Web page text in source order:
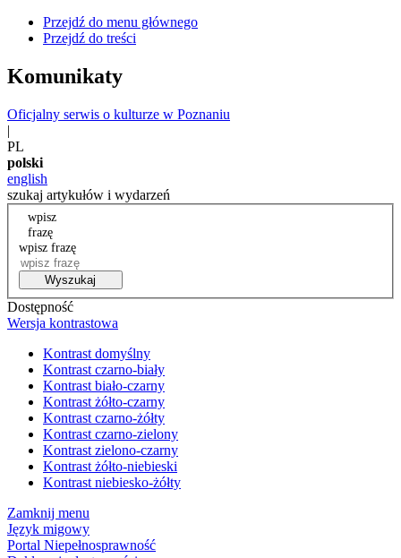
Przejdź do menu głównego
Przejdź do treści
Komunikaty
Oficjalny serwis o kulturze w Poznaniu
|
PL
polski
english
szukaj artykułów i wydarzeń
wpisz
frazę
wpisz frazę
Wyszukaj
Dostępność
Wersja kontrastowa
Kontrast domyślny
Kontrast czarno-biały
Kontrast biało-czarny
Kontrast żółto-czarny
Kontrast czarno-żółty
Kontrast czarno-zielony
Kontrast zielono-czarny
Kontrast żółto-niebieski
Kontrast niebiesko-żółty
Zamknij menu
Język migowy
Portal Niepełnosprawność